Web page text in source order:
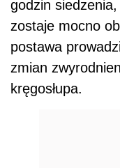
godzin
zostaje mocno
postawa
zmian
kręgosłupa.